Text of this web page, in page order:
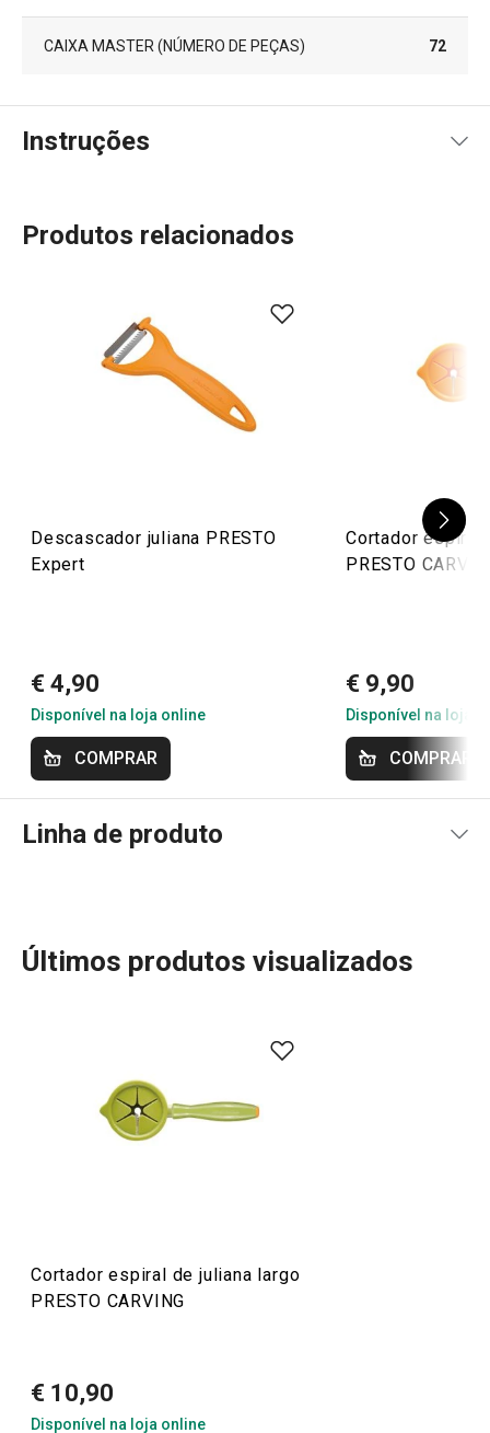
CAIXA MASTER (NÚMERO DE PEÇAS) 72
Instruções
Produtos relacionados
Descascador juliana PRESTO
Expert
€ 4,90
Disponível na loja online
COMPRAR
Cortador espiral
PRESTO
€ 9,90
Disponível na loja
COMPRAR
Linha de produto
Mais Vendidos
Últimos produtos visualizados
Cortador espiral de juliana largo
PRESTO CARVING
€ 10,90
Disponível na loja online